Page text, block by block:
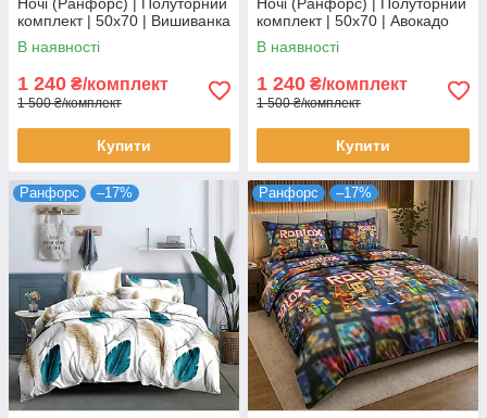
комплект | 50х70 | Вишиванка
В наявності
1 240 ₴/комплект
1 500 ₴/комплект
Купити
комплект | 50х70 | Авокадо
на зеленому
В наявності
1 240 ₴/комплект
1 500 ₴/комплект
Купити
Ранфорс –17% Ранфорс –17%